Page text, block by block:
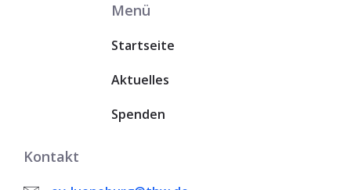
Menü
Startseite
Aktuelles
Spenden
Kontakt